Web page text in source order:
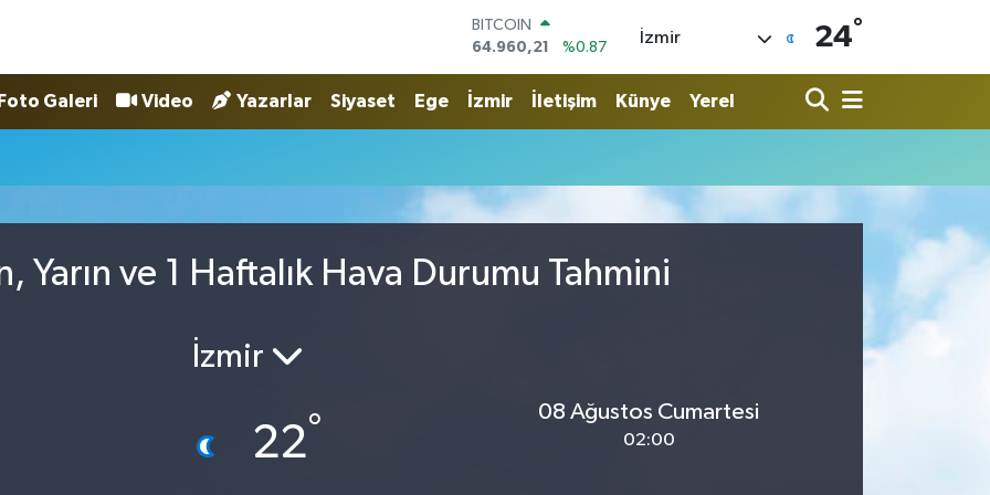
BITCOIN
64.960,21
%0.87
47,7436
%0.18
GRAM ALTIN
6648.99
%2.59
13.779
%-14
İzmir 24°
Foto Galeri Video Yazarlar Siyaset Ege İzmir İletişim Künye Yerel
Yarın ve 1 Haftalık Hava Durumu Tahmini
İzmir
22°
08 Ağustos Cumartesi
02:00